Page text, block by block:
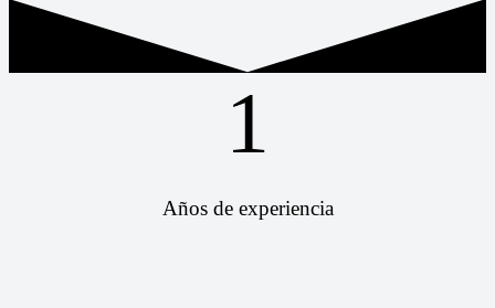
1
Años de experiencia